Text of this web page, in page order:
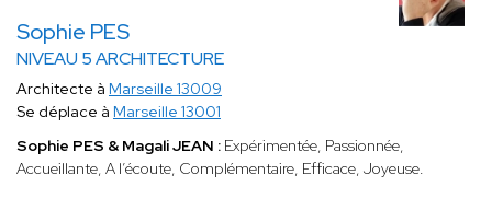
Sophie PES
NIVEAU 5 ARCHITECTURE
Architecte à Marseille 13009
Se déplace à Marseille 13001
Sophie PES & Magali JEAN : Expérimentée, Passionnée,
Accueillante, A l’écoute, Complémentaire, Efficace, Joyeuse.